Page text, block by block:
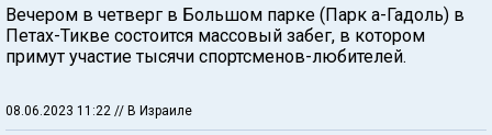
Вечером в четверг в Большом парке (Парк а-Гадоль) в
Петах-Тикве состоится массовый забег, в котором
примут участие тысячи спортсменов-любителей.
08.06.2023 11:22 // В Израиле